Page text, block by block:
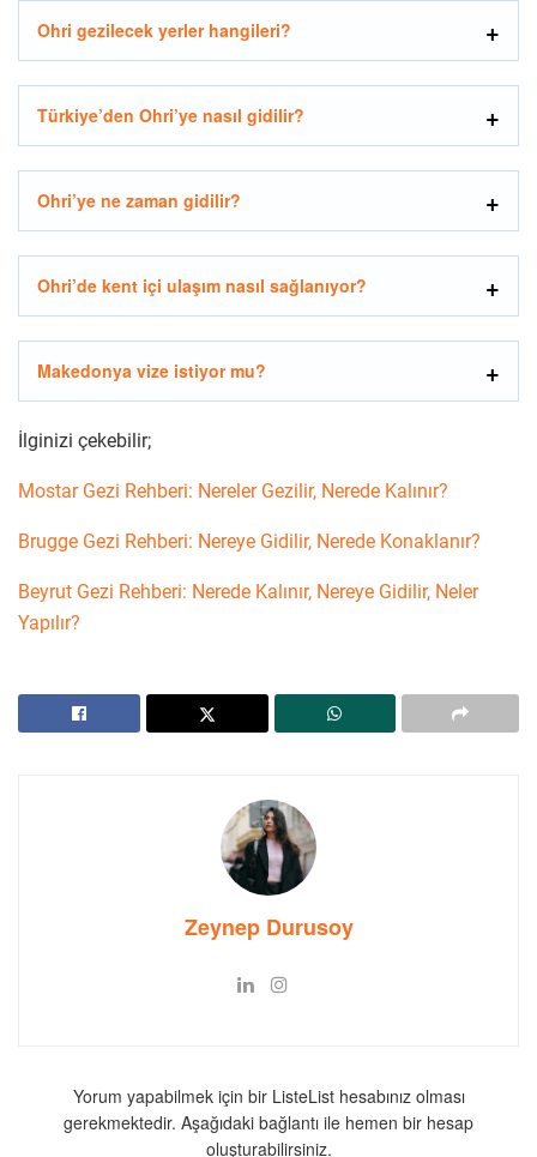
Ohri gezilecek yerler hangileri?
Türkiye’den Ohri’ye nasıl gidilir?
Ohri’ye ne zaman gidilir?
Ohri’de kent içi ulaşım nasıl sağlanıyor?
Makedonya vize istiyor mu?
İlginizi çekebilir;
Mostar Gezi Rehberi: Nereler Gezilir, Nerede Kalınır?
Brugge Gezi Rehberi: Nereye Gidilir, Nerede Konaklanır?
Beyrut Gezi Rehberi: Nerede Kalınır, Nereye Gidilir, Neler
Yapılır?
Zeynep Durusoy
Yorum yapabilmek için bir ListeList hesabınız olması
gerekmektedir. Aşağıdaki bağlantı ile hemen bir hesap
oluşturabilirsiniz.